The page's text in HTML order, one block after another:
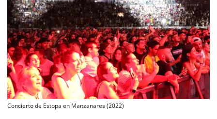
Concierto de Estopa en Manzanares (2022)